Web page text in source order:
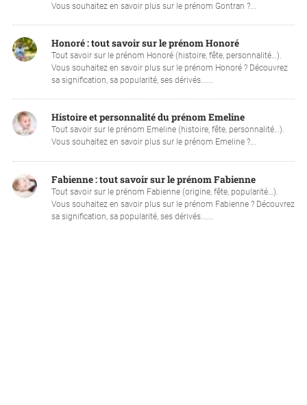
Vous souhaitez en savoir plus sur le prénom Gontran ?...
Honoré : tout savoir sur le prénom Honoré
Tout savoir sur le prénom Honoré (histoire, fête, personnalité…).
Vous souhaitez en savoir plus sur le prénom Honoré ? Découvrez
sa signification, sa popularité, ses dérivés......
Histoire et personnalité du prénom Emeline
Tout savoir sur le prénom Emeline (histoire, fête, personnalité…).
Vous souhaitez en savoir plus sur le prénom Emeline ?...
Fabienne : tout savoir sur le prénom Fabienne
Tout savoir sur le prénom Fabienne (origine, fête, popularité…).
Vous souhaitez en savoir plus sur le prénom Fabienne ? Découvrez
sa signification, sa popularité, ses dérivés......